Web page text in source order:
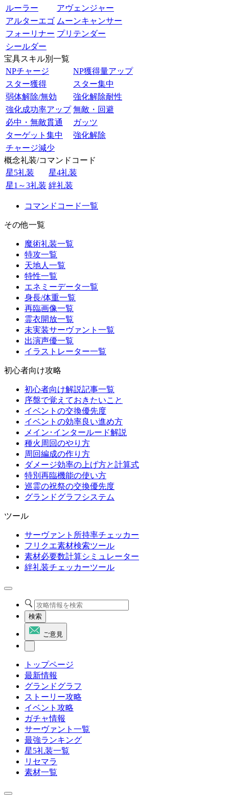
ルーラー
アヴェンジャー
アルターエゴ ムーンキャンサー
フォーリナー プリテンダー
シールダー
宝具スキル別一覧
NPチャージ
NP獲得量アップ
スター獲得
スター集中
弱体解除/無効
強化解除耐性
強化成功率アップ 無敵・回避
必中・無敵貫通
ガッツ
ターゲット集中
強化解除
チャージ減少
概念礼装/コマンドコード
星5礼装
星4礼装
星1～3礼装 絆礼装
コマンドコード一覧
その他一覧
魔術礼装一覧
特攻一覧
天地人一覧
特性一覧
エネミーデータ一覧
身長/体重一覧
再臨画像一覧
霊衣開放一覧
未実装サーヴァント一覧
出演声優一覧
イラストレーター一覧
初心者向け攻略
初心者向け解説記事一覧
序盤で覚えておきたいこと
イベントの交換優先度
イベントの効率良い進め方
メイン･インタールード解説
種火周回のやり方
周回編成の作り方
ダメージ効率の上げ方と計算式
特別再臨機能の使い方
巡霊の祝祭の交換優先度
グランドグラフシステム
ツール
サーヴァント所持率チェッカー
フリクエ素材検索ツール
素材必要数計算シミュレーター
絆礼装チェッカーツール
検索
ご意見
トップページ
最新情報
グランドグラフ
ストーリー攻略
イベント攻略
ガチャ情報
サーヴァント一覧
最強ランキング
星5礼装一覧
リセマラ
素材一覧